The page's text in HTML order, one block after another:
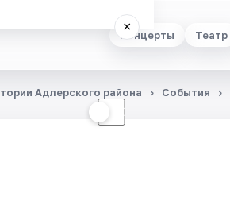
Концерты Театр
×
☾
Адлерского района События